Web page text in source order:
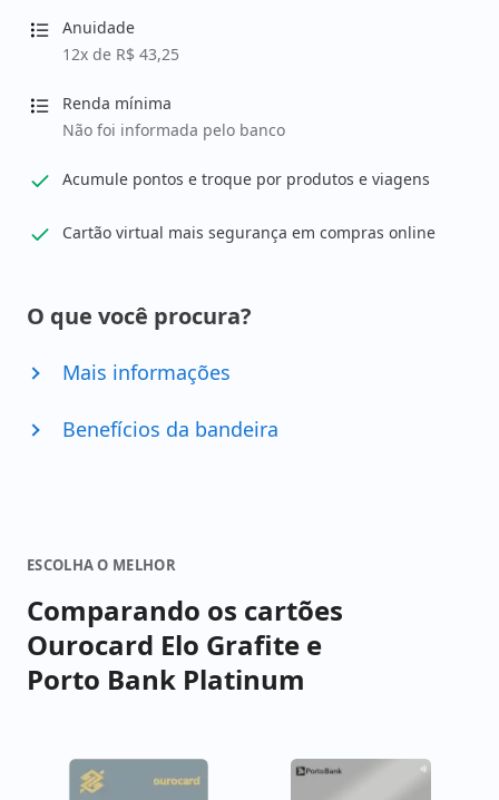
Anuidade
12x de R$ 43,25
Renda mínima
Não foi informada pelo banco
Acumule pontos e troque por produtos e viagens
Cartão virtual mais segurança em compras online
O que você procura?
Mais informações
Benefícios da bandeira
ESCOLHA O MELHOR
Comparando os cartões
Ourocard Elo Grafite e
Porto Bank Platinum